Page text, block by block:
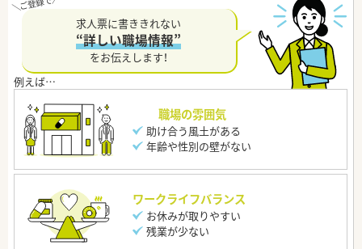
求人票に書ききれない
“詳しい職場情報”
をお伝えします！
職場の雰囲気
助け合う風土がある
年齢や性別の壁がない
ワークライフバランス
お休みが取りやすい
残業が少ない